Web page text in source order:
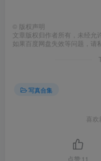
062.森罗财团 – 晴涩005
6.73GB]
061.森罗财团 – 晴涩006
060.森罗财团 – 晴涩007
059.森罗财团 – 晴涩-
058.森罗财团 – 蜃楼
057.森罗财团 – 蜃楼
© 版权声明
文章版权归作者所有，未经允
如果百度网盘失效等问题，请
写真合集
喜
点赞 11